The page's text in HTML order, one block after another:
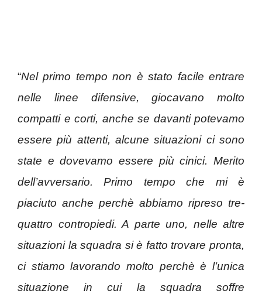
“Nel primo tempo non è stato facile entrare
nelle linee difensive, giocavano molto
compatti e corti, anche se davanti potevamo
essere più attenti, alcune situazioni ci sono
state e dovevamo essere più cinici. Merito
dell’avversario. Primo tempo che mi è
piaciuto anche perchè abbiamo ripreso tre-
quattro contropiedi. A parte uno, nelle altre
situazioni la squadra si è fatto trovare pronta,
ci stiamo lavorando molto perchè è l’unica
situazione in cui la squadra soffre